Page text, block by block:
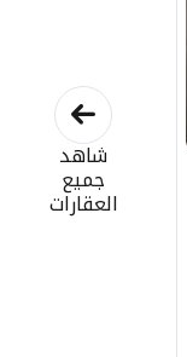
شاهد
جميع
العقارات